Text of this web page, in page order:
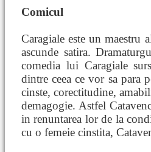
Comicul
Caragiale este un maestru
ascunde satira.
comedia lui Caragiale
dintre ceea ce vor sa para
cinste, corectitudine,
demagogie. Astfel
in renuntarea lor de la
cu o femeie cinstita,